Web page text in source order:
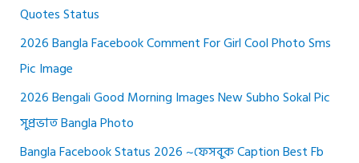
Quotes Status
2026 Bangla Facebook Comment For Girl Cool Photo Sms
Pic Image
2026 Bengali Good Morning Images New Subho Sokal Pic
সুপ্রভাত Bangla Photo
Bangla Facebook Status 2026 ~ফেসবুক Caption Best Fb